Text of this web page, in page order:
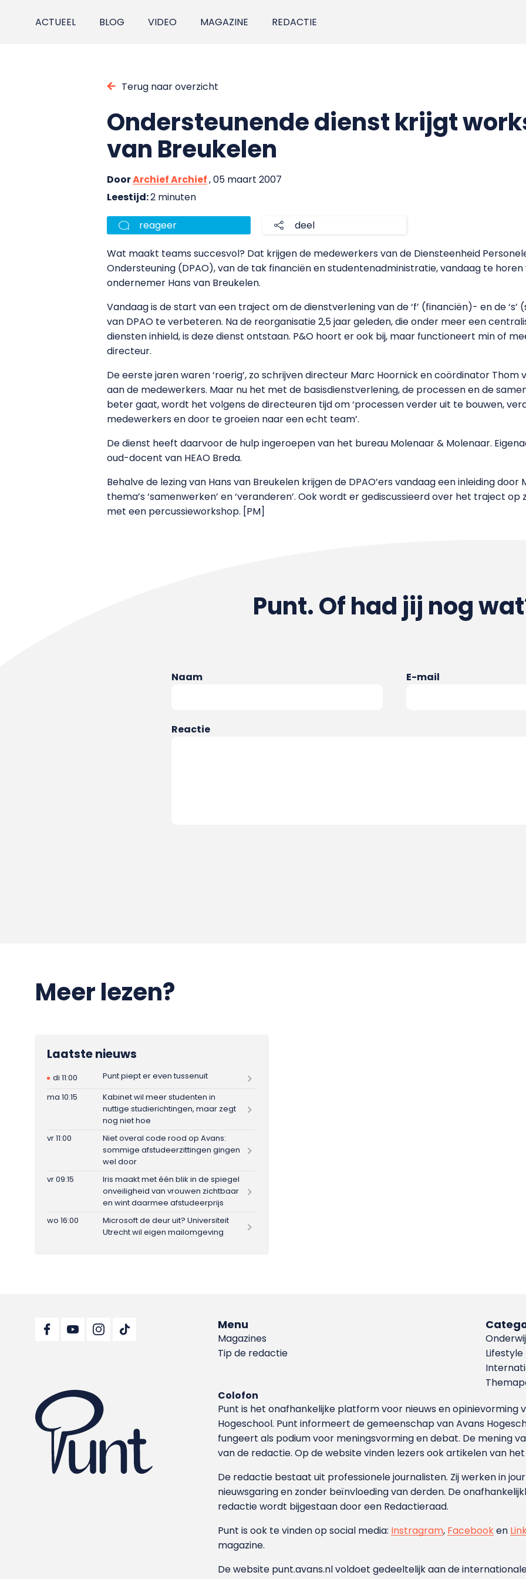
ACTUEEL BLOG VIDEO MAGAZINE REDACTIE
Terug naar overzicht
Ondersteunende dienst krijgt
van Breukelen
DoorArchief Archief, 05 maart 2007
Leestijd:2 minuten
reageer deel
Wat maakt teams succesvol? Dat krijgen de medewerkers van de Diensteenheid
Ondersteuning (DPAO), van de tak financiën en studentenadministratie, vandaag te
ondernemer Hans van Breukelen.
Vandaag is de start van een traject om de dienstverlening van de ‘f’ (financiën)- en de
van DPAO te verbeteren. Na de reorganisatie 2,5 jaar geleden, die onder meer een
diensten inhield, is deze dienst ontstaan. P&O hoort er ook bij, maar functioneert min of
directeur.
De eerste jaren waren ‘roerig’, zo schrijven directeur Marc Hoornick en coördinator Thom
aan de medewerkers. Maar nu het met de basisdienstverlening, de processen en de
beter gaat, wordt het volgens de directeuren tijd om ‘processen verder uit te bouwen,
medewerkers en door te groeien naar een echt team’.
De dienst heeft daarvoor de hulp ingeroepen van het bureau Molenaar & Molenaar.
oud-docent van HEAO Breda.
Behalve de lezing van Hans van Breukelen krijgen de DPAO’ers vandaag een inleiding
thema’s ‘samenwerken’ en ‘veranderen’. Ook wordt er gediscussieerd over het traject
met een percussieworkshop. [PM]
Punt. Of had jij nog
Naam E-mail
Reactie
Meer lezen?
Laatste nieuws
di 11:00
Punt piept er even tussenuit
ma 10:15
Kabinet wil meer studenten in
nuttige studierichtingen, maar zegt
nog niet hoe
vr 11:00
Niet overal code rood op Avans:
sommige afstudeerzittingen gingen
wel door
vr 09:15
Iris maakt met één blik in de spiegel
onveiligheid van vrouwen zichtbaar
en wint daarmee afstudeerprijs
wo 16:00
Microsoft de deur uit? Universiteit
Utrecht wil eigen mailomgeving
Menu
Magazines
Tip de redactie
Lifestyle
Colofon
Punt is het onafhankelijke platform voor nieuws en
Hoge­school. Punt informeert de gemeenschap van Avans
fungeert als podium voor meningsvorming en debat. De mening
van de redactie. Op de website vinden lezers ook artikelen van
De redactie bestaat uit professionele journalisten. Zij werken in
nieuwsgaring en zonder beïnvloeding van derden. De
redactie wordt bijgestaan door een Redactieraad.
Punt is ook te vinden op social media: Instragram, Facebooken
magazine.
De website punt.avans.nl voldoet gedeeltelijk aan de